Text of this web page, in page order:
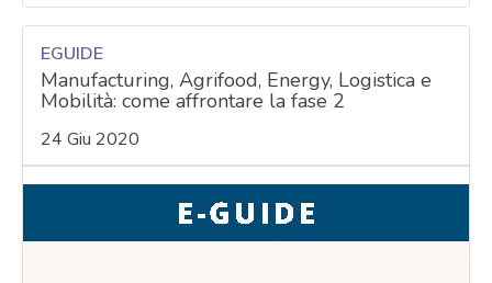
EGUIDE
Manufacturing, Agrifood, Energy, Logistica e
Mobilità: come affrontare la fase 2
24 Giu 2020